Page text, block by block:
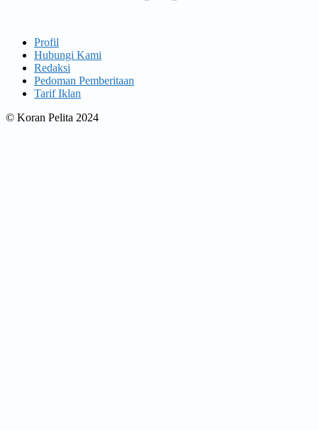
Profil
Hubungi Kami
Redaksi
Pedoman Pemberitaan
Tarif Iklan
© Koran Pelita 2024